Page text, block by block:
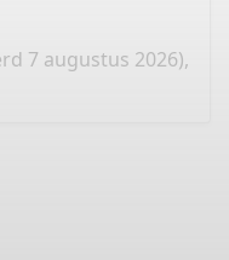
7 augustus 2026),